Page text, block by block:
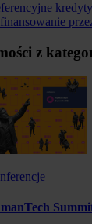
kredyty
z